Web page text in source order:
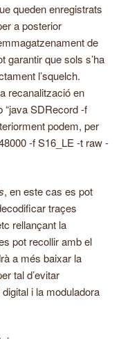
queden enregistrats
a posterior
de
garantir que sols s’ha
l’squelch.
recanalització en
“java SDRecord -f
podem, per
-f S16_LE -t raw -
, en este cas es pot
traçes
rellançant la
pot recollir amb el
a més baixar la
tal d’evitar
i la moduladora